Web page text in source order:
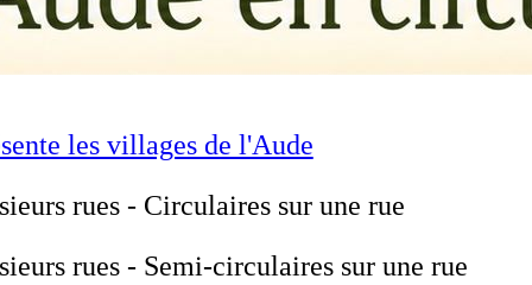
les villages de l'Aude
rues - Circulaires sur une rue
rues - Semi-circulaires sur une rue